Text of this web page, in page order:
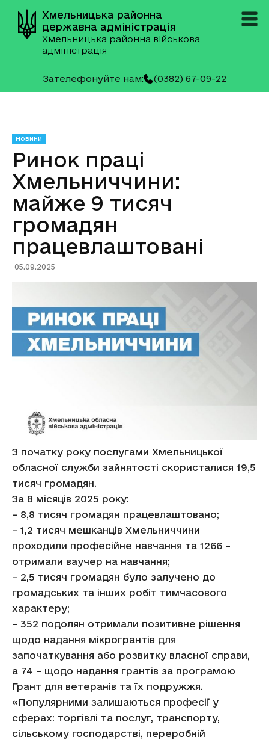
Хмельницька районна
державна адміністрація
Хмельницька районна військова
адміністрація
Зателефонуйте нам: (0382) 67-09-22
Новини
Ринок праці
Хмельниччини:
майже 9 тисяч
громадян
працевлаштовані
05.09.2025
З початку року послугами Хмельницької
обласної служби зайнятості скористалися 19,5
тисяч громадян.
За 8 місяців 2025 року:
– 8,8 тисяч громадян працевлаштовано;
– 1,2 тисяч мешканців Хмельниччини
проходили професійне навчання та 1266 –
отримали ваучер на навчання;
– 2,5 тисяч громадян було залучено до
громадських та інших робіт тимчасового
характеру;
– 352 подолян отримали позитивне рішення
щодо надання мікрогрантів для
започаткування або розвитку власної справи,
а 74 – щодо надання грантів за програмою
Грант для ветеранів та їх подружжя.
«Популярними залишаються професії у
сферах: торгівлі та послуг, транспорту,
сільському господарстві, переробній